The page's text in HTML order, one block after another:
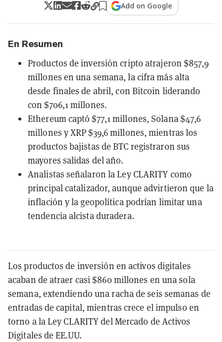
Add on Google
En Resumen
Productos de inversión cripto atrajeron $857,9
millones en una semana, la cifra más alta
desde finales de abril, con Bitcoin liderando
con $706,1 millones.
Ethereum captó $77,1 millones, Solana $47,6
millones y XRP $39,6 millones, mientras los
productos bajistas de BTC registraron sus
mayores salidas del año.
Analistas señalaron la Ley CLARITY como
principal catalizador, aunque advirtieron que la
inflación y la geopolítica podrían limitar una
tendencia alcista duradera.
Los productos de inversión en activos digitales
acaban de atraer casi $860 millones en una sola
semana, extendiendo una racha de seis semanas de
entradas de capital, mientras crece el impulso en
torno a la Ley CLARITY del Mercado de Activos
Digitales de EE.UU.